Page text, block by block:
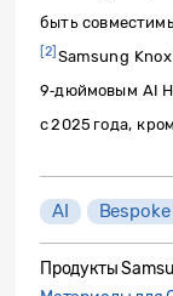
быть
[2] Samsung
9‑дюймовым AI
с 2025 года,
AI Bespoke
Продукты